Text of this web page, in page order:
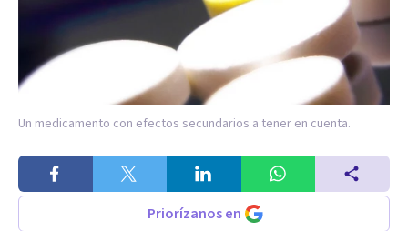
Un medicamento con efectos secundarios a tener en cuenta.
Priorízanos en